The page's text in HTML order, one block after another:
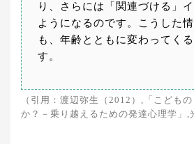
り、さらには「関連づける」
ようになるのです。こうした
も、年齢とともに変わってく
す。
（引用：渡辺弥生（2012）,「こども
か？－乗り越えるための発達心理学」,